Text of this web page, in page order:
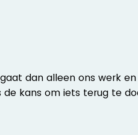
dan alleen ons werk
kans om iets terug te